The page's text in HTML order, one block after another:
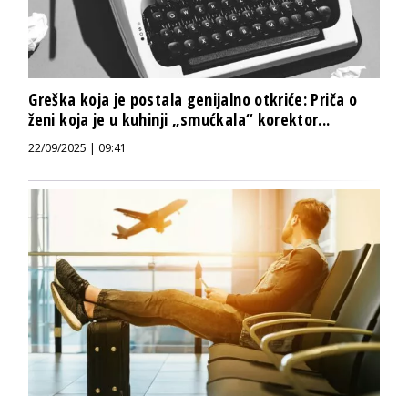
Greška koja je postala genijalno otkriće: Priča o
ženi koja je u kuhinji „smućkala“ korektor...
22/09/2025 | 09:41